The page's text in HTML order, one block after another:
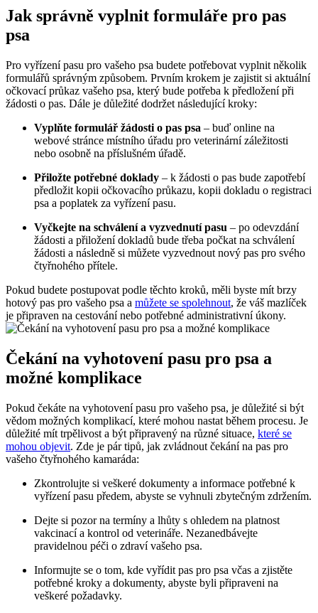
Jak správně vyplnit formuláře pro pas
psa
Pro vyřízení pasu pro vašeho psa budete potřebovat vyplnit několik
formulářů správným způsobem. Prvním krokem je zajistit si aktuální
očkovací průkaz vašeho psa, který bude potřeba k předložení při
žádosti o pas. Dále je důležité dodržet následující kroky:
Vyplňte formulář žádosti o pas psa – buď online na
webové stránce místního úřadu pro veterinární záležitosti
nebo osobně na příslušném úřadě.
Přiložte potřebné doklady – k žádosti o pas bude zapotřebí
předložit kopii očkovacího průkazu, kopii dokladu o registraci
psa a poplatek za vyřízení pasu.
Vyčkejte na schválení a vyzvednutí pasu – po odevzdání
žádosti a přiložení dokladů bude třeba počkat na schválení
žádosti a následně si můžete vyzvednout nový pas pro svého
čtyřnohého přítele.
Pokud budete postupovat podle těchto kroků, měli byste mít brzy
hotový pas pro vašeho psa a můžete se spolehnout, že váš mazlíček
je připraven na cestování nebo potřebné administrativní úkony.
Čekání na vyhotovení pasu pro psa a
možné komplikace
Pokud čekáte na vyhotovení pasu pro vašeho psa, je důležité si být
vědom možných komplikací, které mohou nastat během procesu. Je
důležité mít trpělivost a být připravený na různé situace, které se
mohou objevit. Zde je pár tipů, jak zvládnout čekání na pas pro
vašeho čtyřnohého kamaráda:
Zkontrolujte si veškeré dokumenty a informace potřebné k
vyřízení pasu předem, abyste se vyhnuli zbytečným zdržením.
Dejte si pozor na termíny a lhůty s ohledem na platnost
vakcinací a kontrol od veterináře. Nezanedbávejte
pravidelnou péči o zdraví vašeho psa.
Informujte se o tom, kde vyřídit pas pro psa včas a zjistěte
potřebné kroky a dokumenty, abyste byli připraveni na
veškeré požadavky.